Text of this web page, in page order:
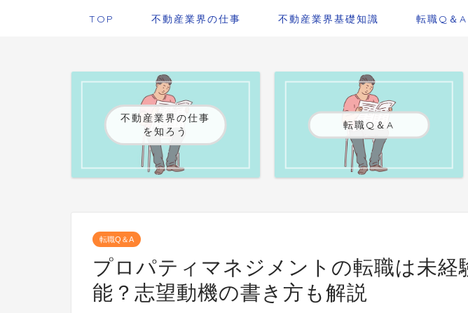
TOP 不動産業界の仕事 不動産業界基礎知識 転職Q＆A
不動産業界の仕事
を知ろう
転職Q＆A
転職Q＆A
プロパティマネジメントの転職は未経
能？志望動機の書き方も解説